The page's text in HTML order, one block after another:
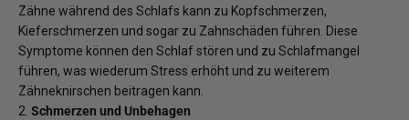
Zähne während des Schlafs kann zu Kopfschmerzen,
Kieferschmerzen und sogar zu Zahnschäden führen. Diese
Symptome können den Schlaf stören und zu Schlafmangel
führen, was wiederum Stress erhöht und zu weiterem
Zähneknirschen beitragen kann.
2. Schmerzen und Unbehagen